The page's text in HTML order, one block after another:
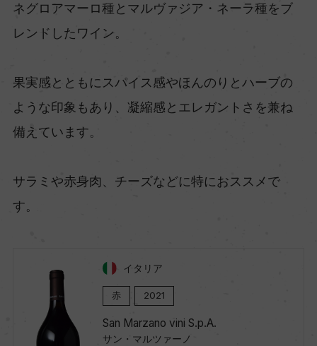
ネグロアマーロ種とマルヴァジア・ネーラ種をブ
レンドしたワイン。
果実感とともにスパイス感やほんのりとハーブの
ような印象もあり、凝縮感とエレガントさを兼ね
備えています。
サラミや赤身肉、チーズなどに特におススメで
す。
イタリア
赤 2021
San Marzano vini S.p.A.
サン・マルツァーノ